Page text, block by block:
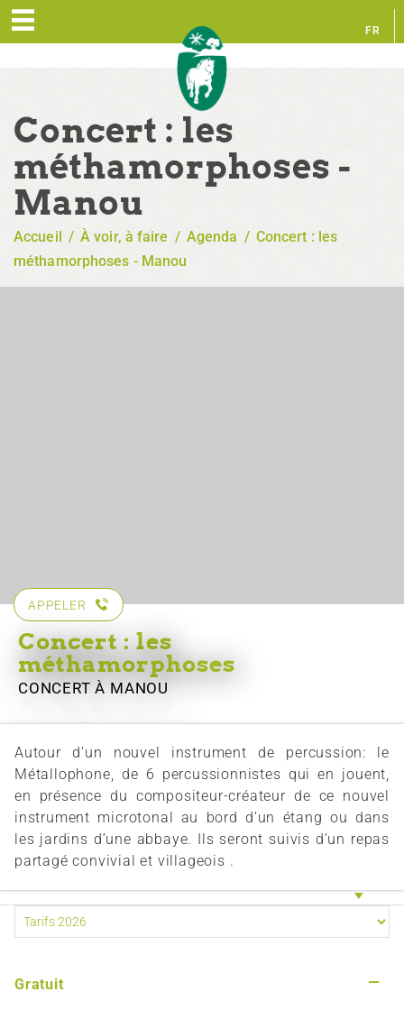
FR
Concert : les
méthamorphoses -
Manou
Accueil / À voir, à faire / Agenda / Concert : les
méthamorphoses - Manou
APPELER
Concert : les
méthamorphoses
CONCERTÀ MANOU
Autour d’un nouvel instrument de percussion: le
Métallophone, de 6 percussionnistes qui en jouent,
en présence du compositeur-créateur de ce nouvel
instrument microtonal au bord d’un étang ou dans
les jardins d’une abbaye. Ils seront suivis d’un repas
partagé convivial et villageois .
Gratuit —